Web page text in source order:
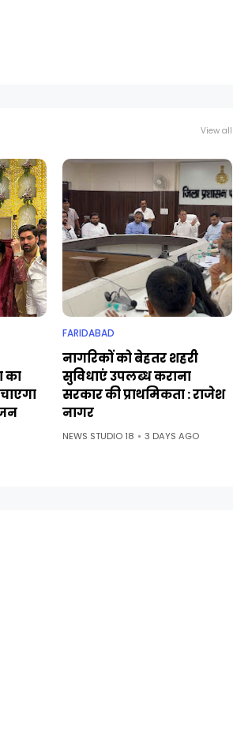
View all
का
FARIDABAD
नागरिकों को बेहतर शहरी
सुविधाएं उपलब्ध कराना
सरकार की प्राथमिकता : राजेश
नागर
NEWS STUDIO 18 3 DAYS AGO